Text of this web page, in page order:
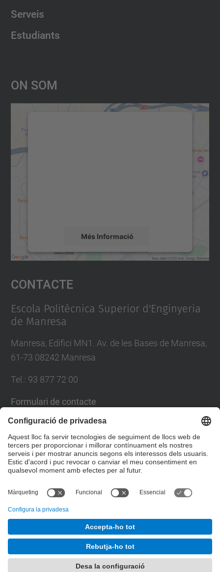
Serveis
Estudiants
On Som
Més Informació
Accepta
powered by
Contacte
Escola Politècnica Superior d'Enginyeria
de Manresa
Manresa, Edifici MN1. Av. de les Bases de Manresa,
61-73 08242 Manresa
Tel.: 93 877 72 00
Formulari de contacte
Llista Xarxes Socials
© UPCEscola Politècnica Superior d'Enginyeria de
Desenvolupat amb